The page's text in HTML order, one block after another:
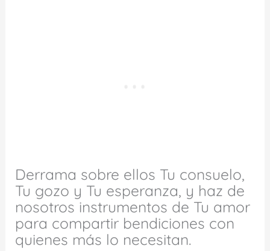
Derrama sobre ellos Tu consuelo,
Tu gozo y Tu esperanza, y haz de
nosotros instrumentos de Tu amor
para compartir bendiciones con
quienes más lo necesitan.